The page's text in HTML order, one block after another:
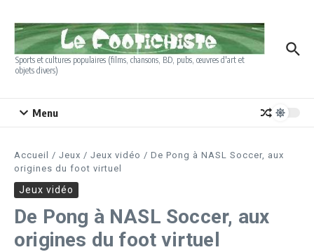
Sports et cultures populaires (films, chansons, BD, pubs, œuvres d'art et
objets divers)
Menu
Accueil / Jeux / Jeux vidéo / De Pong à NASL Soccer, aux
origines du foot virtuel
Jeux vidéo
De Pong à NASL Soccer, aux
origines du foot virtuel